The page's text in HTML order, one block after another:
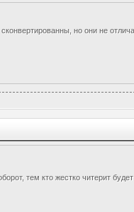
но они не
тем кто жестко читерит будет